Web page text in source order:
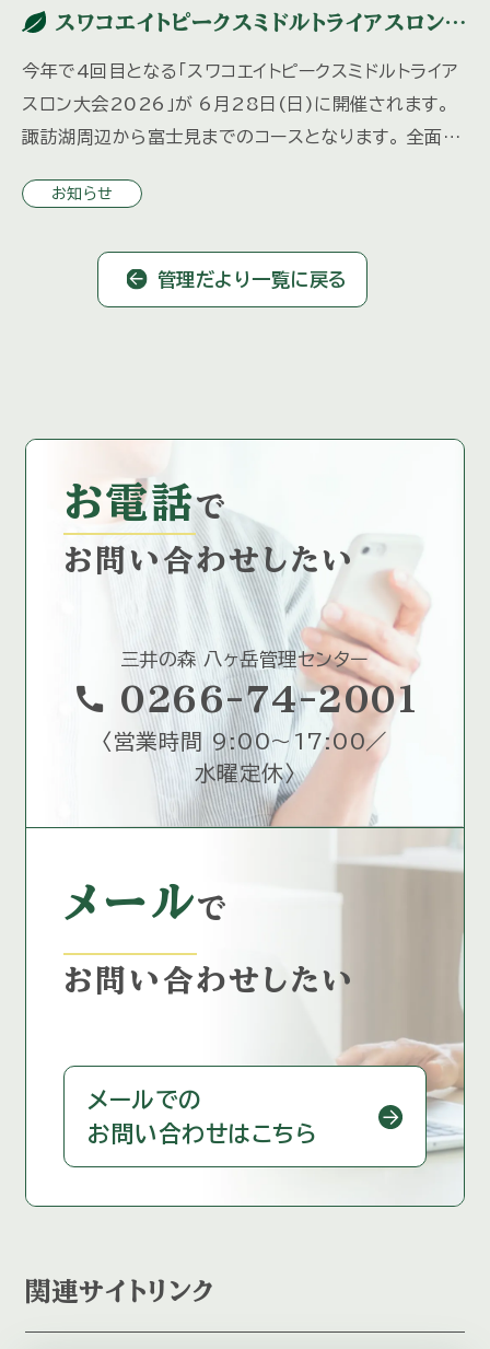
スワコエイトピークスミドルトライアスロン
今年で4回目となる「スワコエイトピークスミドルトライア
スロン大会2026」が 6月28日(日)に開催されます。
諏訪湖周辺から富士見までのコースとなります。 全面通
ご注意く […]
お知らせ
管理だより一覧に戻る
お電話で
お問い合わせしたい
三井の森 八ヶ岳管理センター
call 0266-74-2001
〈 営業時間 9:00～17:00／
水曜定休〉
メールで
お問い合わせしたい
メールでの
お問い合わせはこちら
関連サイトリンク